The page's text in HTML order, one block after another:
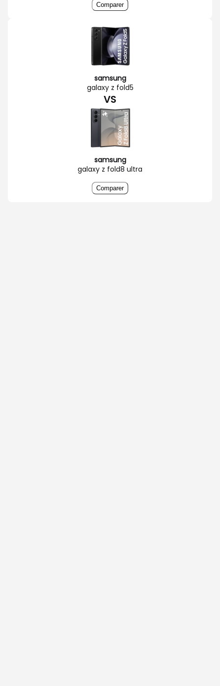
Comparer
samsung
galaxy z fold5
VS
samsung
galaxy z fold8 ultra
Comparer